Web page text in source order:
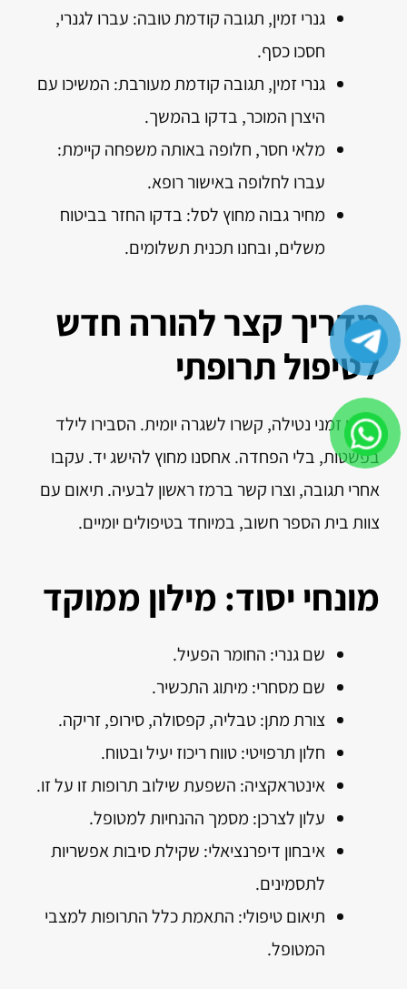
גנרי זמין, תגובה קודמת טובה: עברו לגנרי,
חסכו כסף.
גנרי זמין, תגובה קודמת מעורבת: המשיכו עם
היצרן המוכר, בדקו בהמשך.
מלאי חסר, חלופה באותה משפחה קיימת:
עברו לחלופה באישור רופא.
מחיר גבוה מחוץ לסל: בדקו החזר בביטוח
משלים, ובחנו תכנית תשלומים.
מדריך קצר להורה חדש
לטיפול תרופתי
רשמו זמני נטילה, קשרו לשגרה יומית. הסבירו לילד
בפשטות, בלי הפחדה. אחסנו מחוץ להישג יד. עקבו
אחרי תגובה, וצרו קשר ברמז ראשון לבעיה. תיאום עם
צוות בית הספר חשוב, במיוחד בטיפולים יומיים.
מונחי יסוד: מילון ממוקד
שם גנרי: החומר הפעיל.
שם מסחרי: מיתוג התכשיר.
צורת מתן: טבליה, קפסולה, סירופ, זריקה.
חלון תרפויטי: טווח ריכוז יעיל ובטוח.
אינטראקציה: השפעת שילוב תרופות זו על זו.
עלון לצרכן: מסמך ההנחיות למטופל.
איבחון דיפרנציאלי: שקילת סיבות אפשריות
לתסמינים.
תיאום טיפולי: התאמת כלל התרופות למצבי
המטופל.